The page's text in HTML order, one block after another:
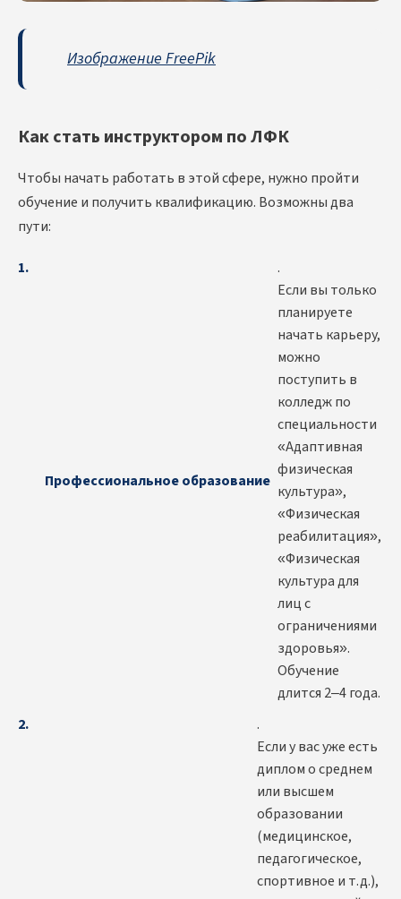
Изображение FreePik
Как стать инструктором по ЛФК
Чтобы начать работать в этой сфере, нужно пройти
обучение и получить квалификацию. Возможны два
пути:
Профессиональное образование
.
Если вы только
планируете
начать карьеру,
можно
поступить в
колледж по
специальности
«Адаптивная
физическая
культура»,
«Физическая
реабилитация»,
«Физическая
культура для
лиц с
ограничениями
здоровья».
Обучение
длится 2–4 года.
.
Если у вас уже есть
диплом о среднем
или высшем
образовании
(медицинское,
педагогическое,
спортивное и т.д.),